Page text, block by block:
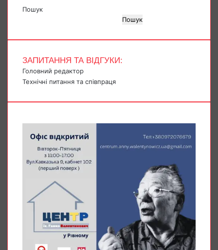
Пошук
Пошук
ЗАПИТАННЯ ТА ВІДГУКИ:
Головний редактор
Технічні питання та співпраця